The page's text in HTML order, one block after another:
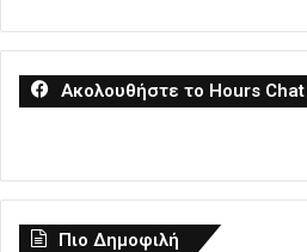
Ακολουθήστε το Hours Chat
Πιο Δημοφιλή